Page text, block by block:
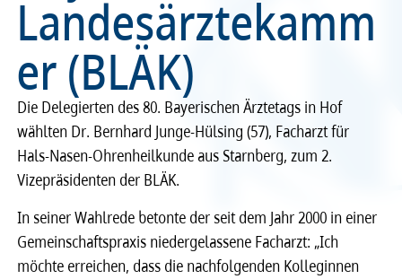
Service & Kontakt
meineBLÄK
Service & Kontakt
meineBLÄK
Landesärztekamm
er (BLÄK)
Die Delegierten des 80. Bayerischen Ärztetags in Hof
wählten Dr. Bernhard Junge-Hülsing (57), Facharzt für
Hals-Nasen-Ohrenheilkunde aus Starnberg, zum 2.
Vizepräsidenten der BLÄK.
In seiner Wahlrede betonte der seit dem Jahr 2000 in einer
Gemeinschaftspraxis niedergelassene Facharzt: „Ich
möchte erreichen, dass die nachfolgenden Kolleginnen